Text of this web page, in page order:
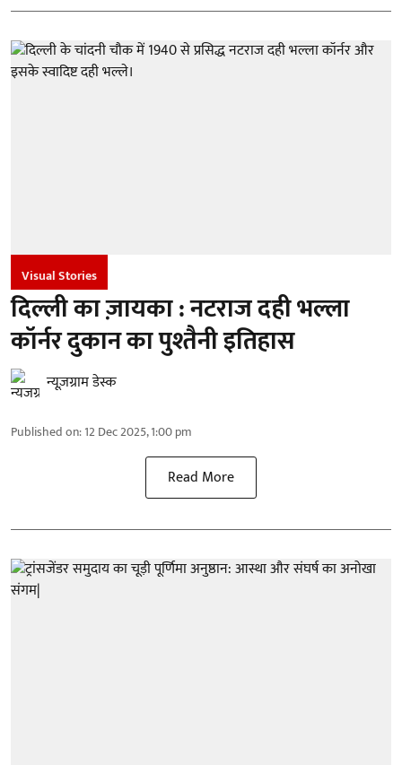
Visual Stories
दिल्ली का ज़ायका : नटराज दही भल्ला
कॉर्नर दुकान का पुश्तैनी इतिहास
न्यूज़ग्राम डेस्क
Published on:12 Dec 2025, 1:00 pm
Read More